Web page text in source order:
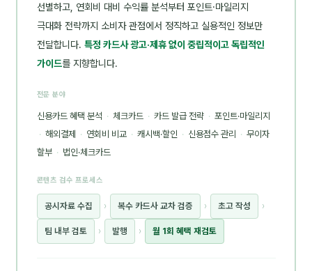
선별하고, 연회비 대비 수익률 분석부터 포인트·마일리지
극대화 전략까지 소비자 관점에서 정직하고 실용적인 정보만
전달합니다. 특정 카드사 광고·제휴 없이 중립적이고 독립적인
가이드를 지향합니다.
전문 분야
신용카드 혜택 분석 · 체크카드 · 카드 발급 전략 · 포인트·마일리지
· 해외결제 · 연회비 비교 · 캐시백·할인 · 신용점수 관리 · 무이자
할부 · 법인·체크카드
콘텐츠 검수 프로세스
공시자료 수집 › 복수 카드사 교차 검증 › 초고 작성 ›
팀 내부 검토 › 발행 › 월 1회 혜택 재검토